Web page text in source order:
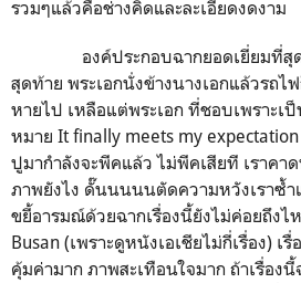
รวมๆแล้วคือช่างคิดและละเอียดงดงาม
องค์ประกอบฉากยอดเยี่ยมที่สุดใ
สุดท้าย พระเอกนั่งข้างนางเอกแล้วรถไ
หายไป เหลือแต่พระเอก ที่ชอบเพราะเ
หมาย It finally meets my
ปูมากำลังจะพีคแล้ว ไม่พีคเสียที เราคา
ภาพยังไง ดั๊นนนนนตัดความหวังเราซ้ำ
ขยี้อารมณ์ด้วยฉากเรื่องนี้ยังไม่ค่อยถึงไ
Busan (เพราะดูหนังเอเชียไม่กี่เรื่อง) เ
คุ้มค่ามาก ภาพสะเทือนใจมาก ถ้าเรื่อง